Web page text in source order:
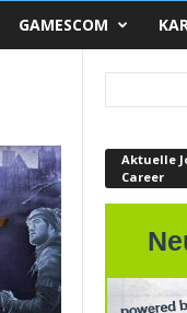
GAMESCOM
Aktuelle
Career